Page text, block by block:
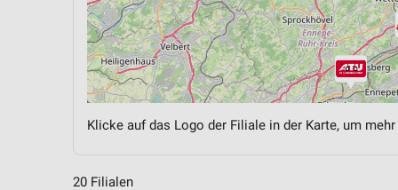
Klicke auf das Logo der Filiale in der Karte, um
20 Filialen